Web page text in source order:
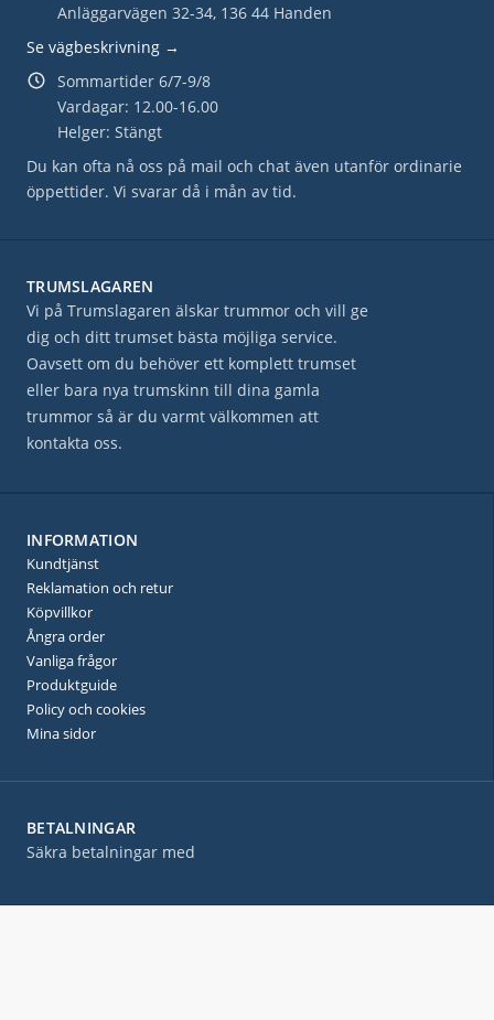
Anläggarvägen 32-34, 136 44 Handen
Se vägbeskrivning →
Sommartider 6/7-9/8
Vardagar: 12.00-16.00
Helger: Stängt
Du kan ofta nå oss på mail och chat även utanför ordinarie
öppettider. Vi svarar då i mån av tid.
BETALNINGAR
Säkra betalningar med
TRUMSLAGAREN
Vi på Trumslagaren älskar trummor och vill ge
dig och ditt trumset bästa möjliga service.
Oavsett om du behöver ett komplett trumset
eller bara nya trumskinn till dina gamla
trummor så är du varmt välkommen att
kontakta oss.
INFORMATION
Kundtjänst
Reklamation och retur
Köpvillkor
Ångra order
Vanliga frågor
Produktguide
Policy och cookies
Mina sidor